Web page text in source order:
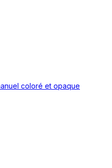
coloré et opaque